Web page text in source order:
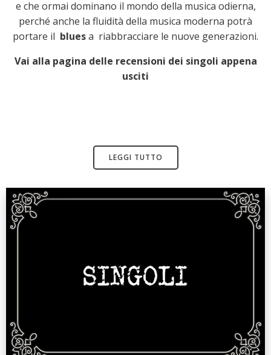
e che ormai dominano il mondo della musica odierna,
perché anche la fluidità della musica moderna potrà
portare il bluesa riabbracciare le nuove generazioni.
Vai alla pagina delle recensioni dei singoli appena
usciti
LEGGI TUTTO